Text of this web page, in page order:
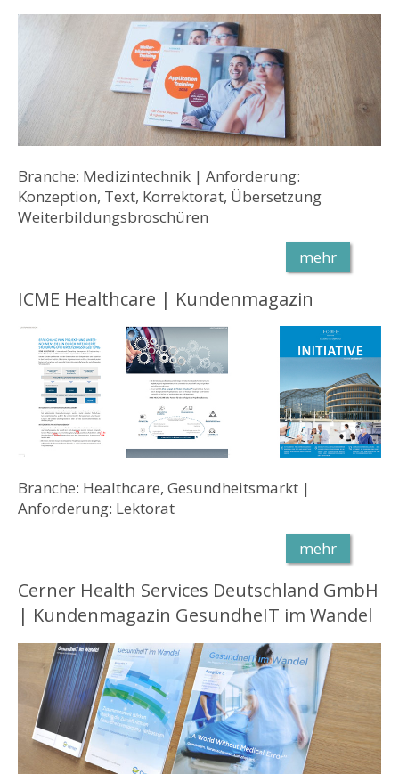
Branche: Medizintechnik | Anforderung:
Konzeption, Text, Korrektorat, Übersetzung
Weiterbildungsbroschüren
mehr
ICME Healthcare | Kundenmagazin
Branche: Healthcare, Gesundheitsmarkt |
Anforderung: Lektorat
mehr
Cerner Health Services Deutschland GmbH
| Kundenmagazin GesundheIT im Wandel